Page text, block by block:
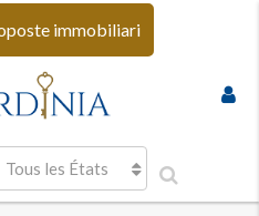
immobiliari
Tous les États